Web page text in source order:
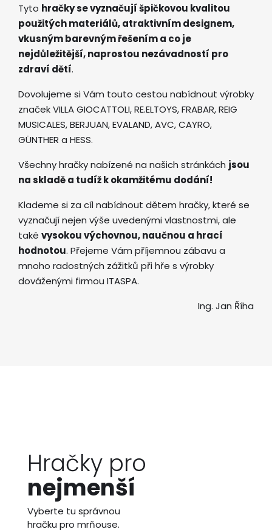
Tyto hračky se vyznačují špičkovou kvalitou
použitých materiálů, atraktivním designem,
vkusným barevným řešením a co je
nejdůležitější, naprostou nezávadností pro
zdraví dětí.
Dovolujeme si Vám touto cestou nabídnout výrobky
značek VILLA GIOCATTOLI, RE.ELTOYS, FRABAR, REIG
MUSICALES, BERJUAN, EVALAND, AVC, CAYRO,
GÜNTHER a HESS.
Všechny hračky nabízené na našich stránkách jsou
na skladě a tudíž k okamžitému dodání!
Klademe si za cíl nabídnout dětem hračky, které se
vyznačují nejen výše uvedenými vlastnostmi, ale
také vysokou výchovnou, naučnou a hrací
hodnotou. Přejeme Vám příjemnou zábavu a
mnoho radostných zážitků při hře s výrobky
dováženými firmou ITASPA.
Ing. Jan Říha
Hračky pro
nejmenší
Vyberte tu správnou
hračku pro mrňouse.